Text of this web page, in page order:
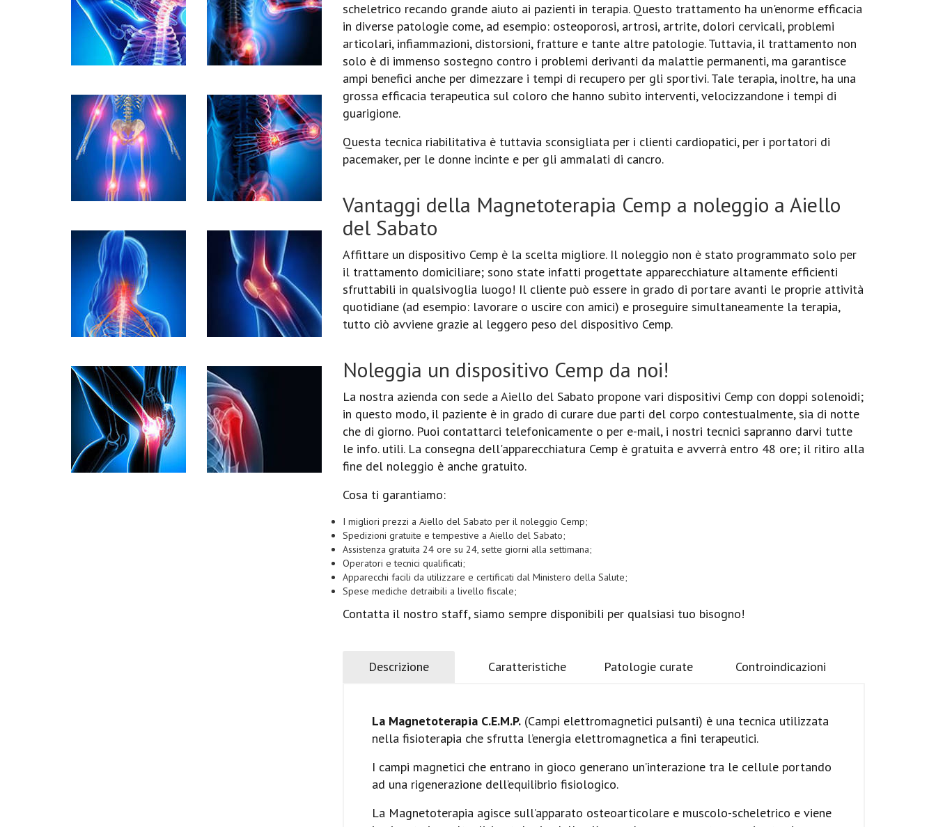
scheletrico recando grande aiuto ai pazienti in terapia. Questo trattamento ha un'enorme efficacia
in diverse patologie come, ad esempio: osteoporosi, artrosi, artrite, dolori cervicali, problemi
articolari, infiammazioni, distorsioni, fratture e tante altre patologie. Tuttavia, il trattamento non
solo è di immenso sostegno contro i problemi derivanti da malattie permanenti, ma garantisce
ampi benefici anche per dimezzare i tempi di recupero per gli sportivi. Tale terapia, inoltre, ha una
grossa efficacia terapeutica sul coloro che hanno subìto interventi, velocizzandone i tempi di
guarigione.
Questa tecnica riabilitativa è tuttavia sconsigliata per i clienti cardiopatici, per i portatori di
pacemaker, per le donne incinte e per gli ammalati di cancro.
Vantaggi della Magnetoterapia Cemp a noleggio a Aiello
del Sabato
Affittare un dispositivo Cemp è la scelta migliore. Il noleggio non è stato programmato solo per
il trattamento domiciliare; sono state infatti progettate apparecchiature altamente efficienti
sfruttabili in qualsivoglia luogo! Il cliente può essere in grado di portare avanti le proprie attività
quotidiane (ad esempio: lavorare o uscire con amici) e proseguire simultaneamente la terapia,
tutto ciò avviene grazie al leggero peso del dispositivo Cemp.
Noleggia un dispositivo Cemp da noi!
La nostra azienda con sede a Aiello del Sabato propone vari dispositivi Cemp con doppi solenoidi;
in questo modo, il paziente è in grado di curare due parti del corpo contestualmente, sia di notte
che di giorno. Puoi contattarci telefonicamente o per e-mail, i nostri tecnici sapranno darvi tutte
le info. utili. La consegna dell'apparecchiatura Cemp è gratuita e avverrà entro 48 ore; il ritiro alla
fine del noleggio è anche gratuito.
Cosa ti garantiamo:
I migliori prezzi a Aiello del Sabato per il noleggio Cemp;
Spedizioni gratuite e tempestive a Aiello del Sabato;
Assistenza gratuita 24 ore su 24, sette giorni alla settimana;
Operatori e tecnici qualificati;
Apparecchi facili da utilizzare e certificati dal Ministero della Salute;
Spese mediche detraibili a livello fiscale;
Contatta il nostro staff, siamo sempre disponibili per qualsiasi tuo bisogno!
Descrizione Caratteristiche Patologie curate Controindicazioni
La Magnetoterapia C.E.M.P. (Campi elettromagnetici pulsanti) è una tecnica utilizzata
nella fisioterapia che sfrutta l’energia elettromagnetica a fini terapeutici.
I campi magnetici che entrano in gioco generano un’interazione tra le cellule portando
ad una rigenerazione dell’equilibrio fisiologico.
La Magnetoterapia agisce sull’apparato osteoarticolare e muscolo-scheletrico e viene